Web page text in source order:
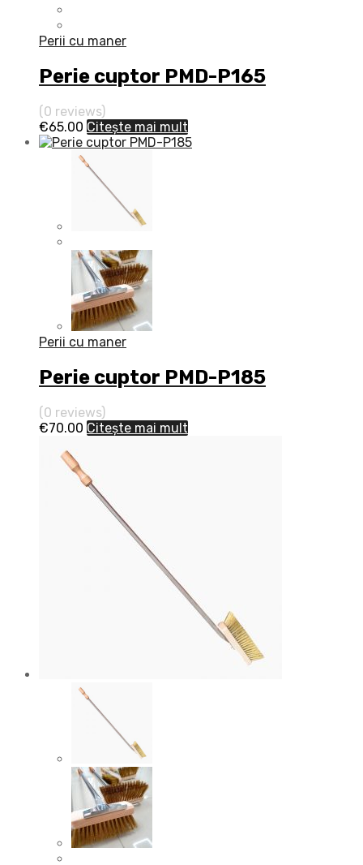
Perii cu maner
Perie cuptor PMD-P165
(0 reviews)
€65.00 Citește mai mult
Perii cu maner
Perie cuptor PMD-P185
(0 reviews)
€70.00 Citește mai mult